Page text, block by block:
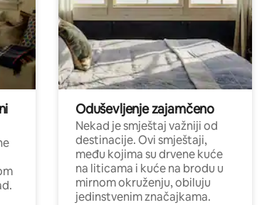
Oduševljenje zajamčeno
Nekad je smještaj važniji od
destinacije. Ovi smještaji,
među kojima su drvene kuće
na liticama i kuće na brodu u
mirnom okruženju, obiluju
jedinstvenim značajkama.